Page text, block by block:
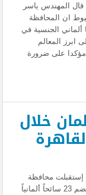
المهندس ياسر
ان المحافظة
ألماني الجنسية في
ابرز المعالم
مؤكدا على ضرورة
خلال
محافظة
أسيوط وفد سياحي يضم 23 سائحاً ألمانياً